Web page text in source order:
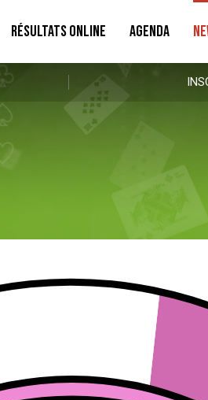
RÉSULTATS ONLINE AGENDA